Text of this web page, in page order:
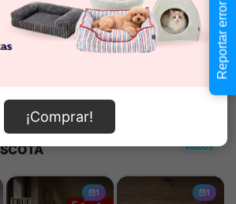
Añadir al carrito
Información de envío
¡Comprar!
Reportar error